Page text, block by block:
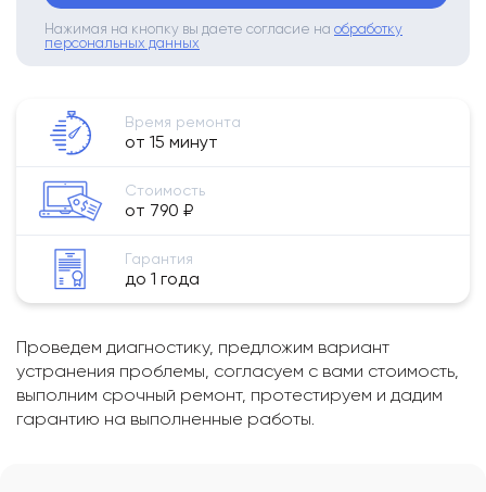
Нажимая на кнопку вы даете согласие на обработку
персональных данных
Время ремонта
от 15 минут
Стоимость
от 790 ₽
Гарантия
до 1 года
Проведем диагностику, предложим вариант
устранения проблемы, согласуем с вами стоимость,
выполним срочный ремонт, протестируем и дадим
гарантию на выполненные работы.